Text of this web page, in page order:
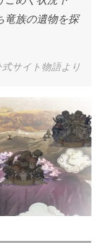
竜族の遺物を探
サイト物語より